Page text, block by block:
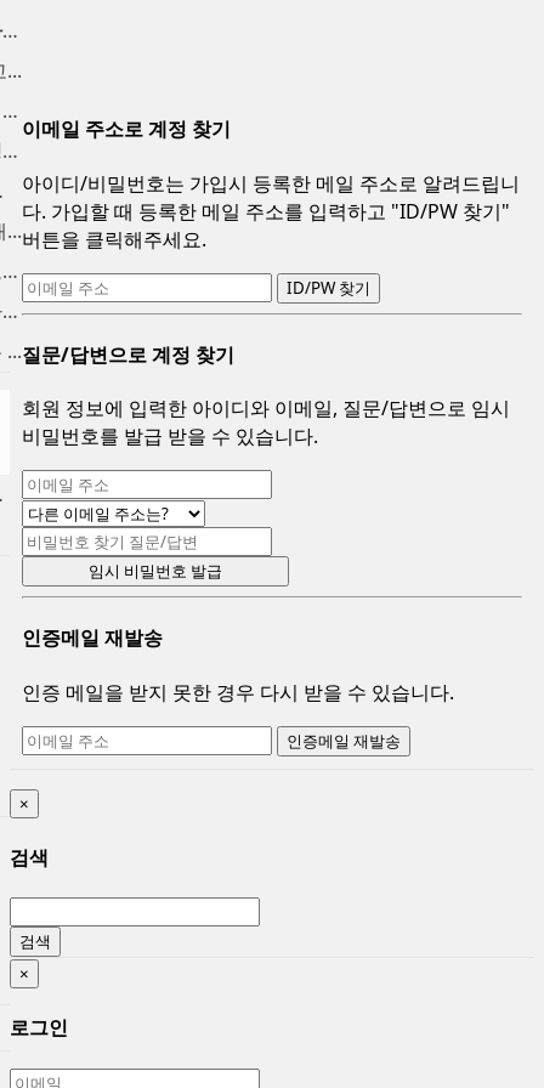
이메일 주소로 계정 찾기
아이디/비밀번호는 가입시 등록한 메일 주소로 알려드립니
다. 가입할 때 등록한 메일 주소를 입력하고 "ID/PW 찾기"
버튼을 클릭해주세요.
질문/답변으로 계정 찾기
회원 정보에 입력한 아이디와 이메일, 질문/답변으로 임시
비밀번호를 발급 받을 수 있습니다.
인증메일 재발송
인증 메일을 받지 못한 경우 다시 받을 수 있습니다.
인천중고피아노 매입 합니다. ...
...
중고피아노팔기 매입후 가치를...
중고피아노시세 브랜드별 정직...
...
...
마포중고피아노 시세대비 고가...
용산 중고피아노 매입합니다. ...
...
다.
×
검색
검색
×
로그인